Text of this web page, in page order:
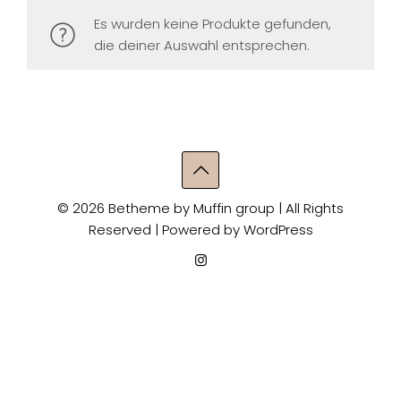
Es wurden keine Produkte gefunden,
die deiner Auswahl entsprechen.
© 2026 Betheme byMuffin group | All Rights
Reserved | Powered byWordPress